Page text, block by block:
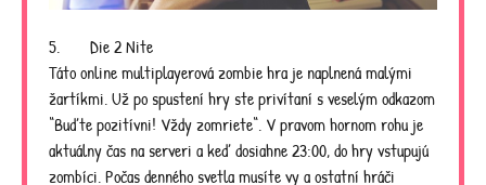
5. Die 2 Nite
Táto online multiplayerová zombie hra je naplnená malými
žartíkmi. Už po spustení hry ste privítaní s veselým odkazom
“Buďte pozitívni! Vždy zomriete“. V pravom hornom rohu je
aktuálny čas na serveri a keď dosiahne 23:00, do hry vstupujú
zombíci. Počas denného svetla musíte vy a ostatní hráči